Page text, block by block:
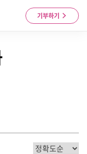
기부하기